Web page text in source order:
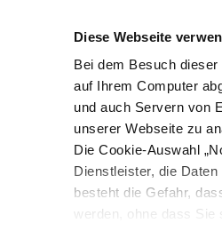
Diese Webseite
Bei dem Besuch
auf Ihrem Computer
und auch Servern von
unserer Webseite zu
Die Cookie-Auswahl
Dienstleister, die
besteht die Gefahr,
werden, ohne dass